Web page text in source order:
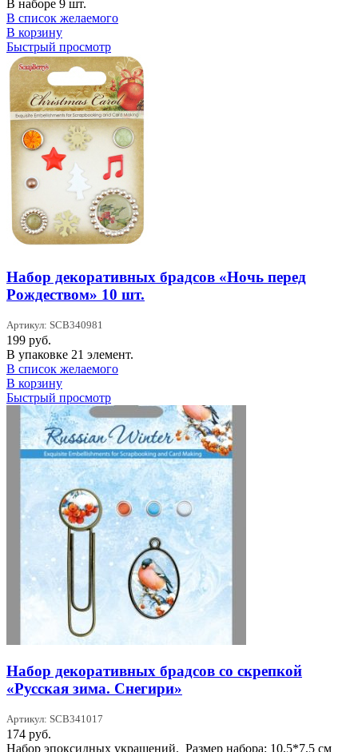
В наборе 9 шт.
В список желаемого
В корзину
Быстрый просмотр
Набор декоративных брадсов «Ночь перед
Рождеством» 10 шт.
Артикул: SCB340981
199 руб.
В упаковке 21 элемент.
В список желаемого
В корзину
Быстрый просмотр
Набор декоративных брадсов со скрепкой
«Русская зима. Снегири»
Артикул: SCB341017
174 руб.
Набор эпоксидных украшений. Размер набора: 10,5*7,5 см